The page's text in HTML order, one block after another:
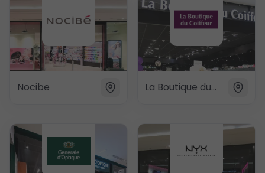
Nocibe La Boutique du Coiffeur